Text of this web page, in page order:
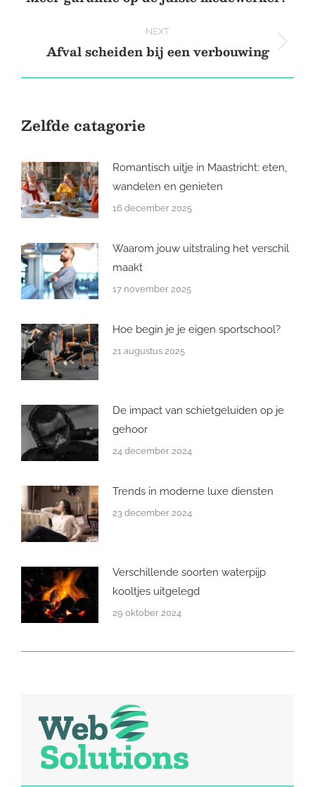
NEXT
Next
Afval scheiden bij een verbouwing
Zelfde catagorie
Romantisch uitje in Maastricht: eten,
wandelen en genieten
16 december 2025
Waarom jouw uitstraling het verschil
maakt
17 november 2025
Hoe begin je je eigen sportschool?
21 augustus 2025
De impact van schietgeluiden op je
gehoor
24 december 2024
Trends in moderne luxe diensten
23 december 2024
Verschillende soorten waterpijp
kooltjes uitgelegd
29 oktober 2024